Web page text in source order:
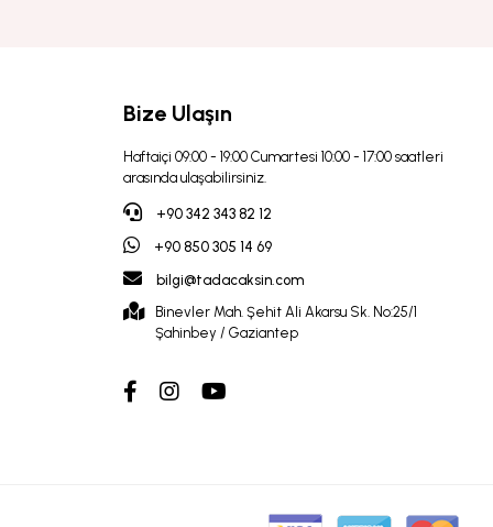
Bize Ulaşın
Haftaiçi 09:00 - 19:00 Cumartesi 10:00 - 17:00 saatleri
arasında ulaşabilirsiniz.
+90 342 343 82 12
+90 850 305 14 69
bilgi@tadacaksin.com
Binevler Mah. Şehit Ali Akarsu Sk. No:25/1
Şahinbey / Gaziantep